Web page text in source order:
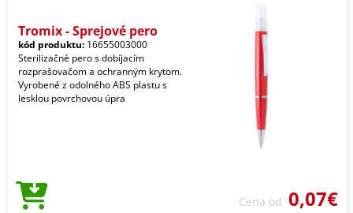
Tromix - Sprejové pero
kód produktu: 16655003000
Sterilizačné pero s dobíjacím
rozprašovačom a ochranným krytom.
Vyrobené z odolného ABS plastu s
lesklou povrchovou úpra
Cena od 0,07€